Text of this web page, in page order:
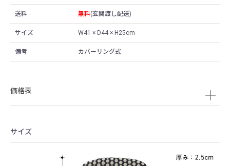
送料 無料(玄関渡し配送)
サイズ W41 × D44 × H25cm
備考 カバーリング式
価格表
サイズ